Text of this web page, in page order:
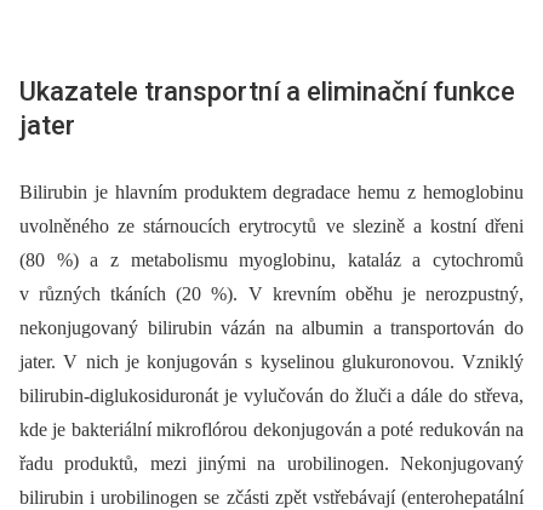
Ukazatele transportní a eliminační funkce
jater
Bilirubin je hlavním produktem degradace hemu z hemoglobinu
uvolněného ze stárnoucích erytrocytů ve slezině a kostní dřeni
(80 %) a z metabolismu myoglobinu, kataláz a cytochromů
v různých tkáních (20 %). V krevním oběhu je nerozpustný,
nekonjugovaný bilirubin vázán na albumin a transportován do
jater. V nich je konjugován s kyselinou glukuronovou. Vzniklý
bilirubin-diglukosiduronát je vylučován do žluči a dále do střeva,
kde je bakteriální mikroflórou dekonjugován a poté redukován na
řadu produktů, mezi jinými na urobilinogen. Nekonjugovaný
bilirubin i urobilinogen se zčásti zpět vstřebávají (enterohepatální